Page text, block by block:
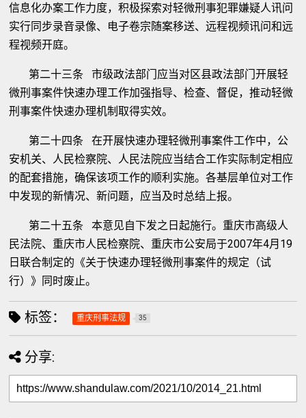
信息化办案工作力度，积极探索对轻微刑事犯罪嫌疑人讯问
实行同步录音录像、电子卷宗随案移送、远程视频讯问和远
程视频开庭。
第二十三条 市级政法部门应当对区县政法部门开展轻
微刑事案件快速办理工作加强指导、检查、督促，推动轻微
刑事案件快速办理机制取得实效。
第二十四条 在开展快速办理轻微刑事案件工作中，公
安机关、人民检察院、人民法院应当结合工作实际制定相应
的配套措施，确保该项工作的顺利实施。各基层单位对工作
中发现的新情况、新问题，应当及时总结上报。
第二十五条 本意见自下发之日起施行。重庆市高级人
民法院、重庆市人民检察院、重庆市公安局于2007年4月19
日联合制定的《关于快速办理轻微刑事案件的规定（试
行）》同时废止。
标签： 重庆刑事法规 35
分享: